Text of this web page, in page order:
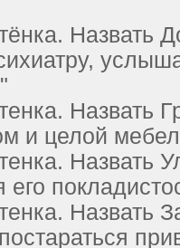
Назвать
Назвать
и целой
Назвать
его
Назвать